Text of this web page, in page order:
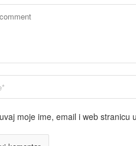
moje ime, email i web stranicu